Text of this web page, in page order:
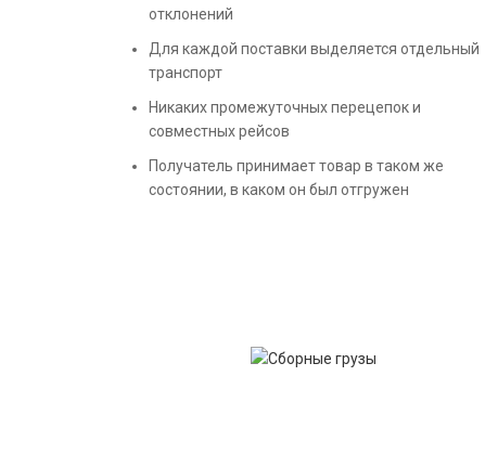
отклонений
Для каждой поставки выделяется отдельный
транспорт
Никаких промежуточных перецепок и
совместных рейсов
Получатель принимает товар в таком же
состоянии, в каком он был отгружен